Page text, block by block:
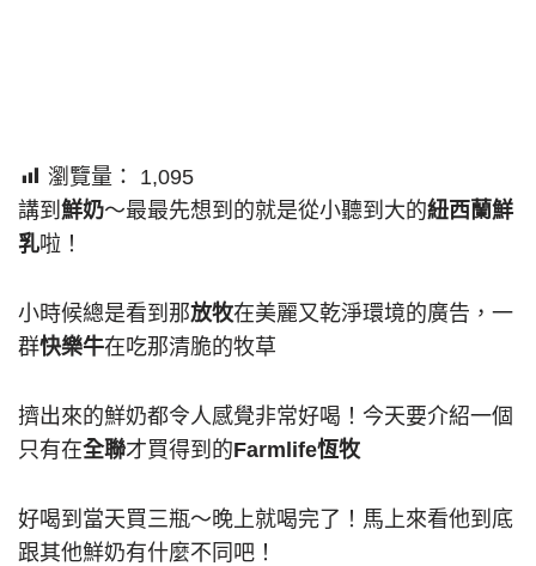
瀏覽量：
1,095
講到 鮮奶～最最先想到的就是從小聽到大的紐西蘭鮮
乳啦！
小時候總是看到那放牧在美麗又乾淨環境的廣告，一
群快樂牛在吃那清脆的牧草
擠出來的鮮奶都令人感覺非常好喝！今天要介紹一個
只有在全聯才買得到的Farmlife恆牧
好喝到當天買三瓶～晚上就喝完了！馬上來看他到底
跟其他鮮奶有什麼不同吧！